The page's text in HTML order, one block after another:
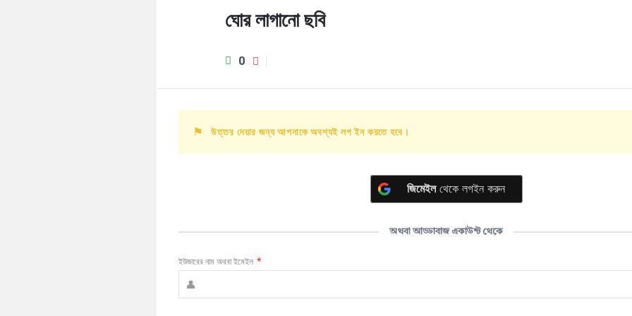
ঘোর লাগানো ছবি
0
উত্তর দেয়ার জন্য আপনাকে অবশ্যই লগ ইন করতে হবে।
জিমেইলথেকে লগইন করুন
অথবা আড্ডাবাজ একাউন্ট থেকে
ইউজারের নাম অথবা ইমেইল *